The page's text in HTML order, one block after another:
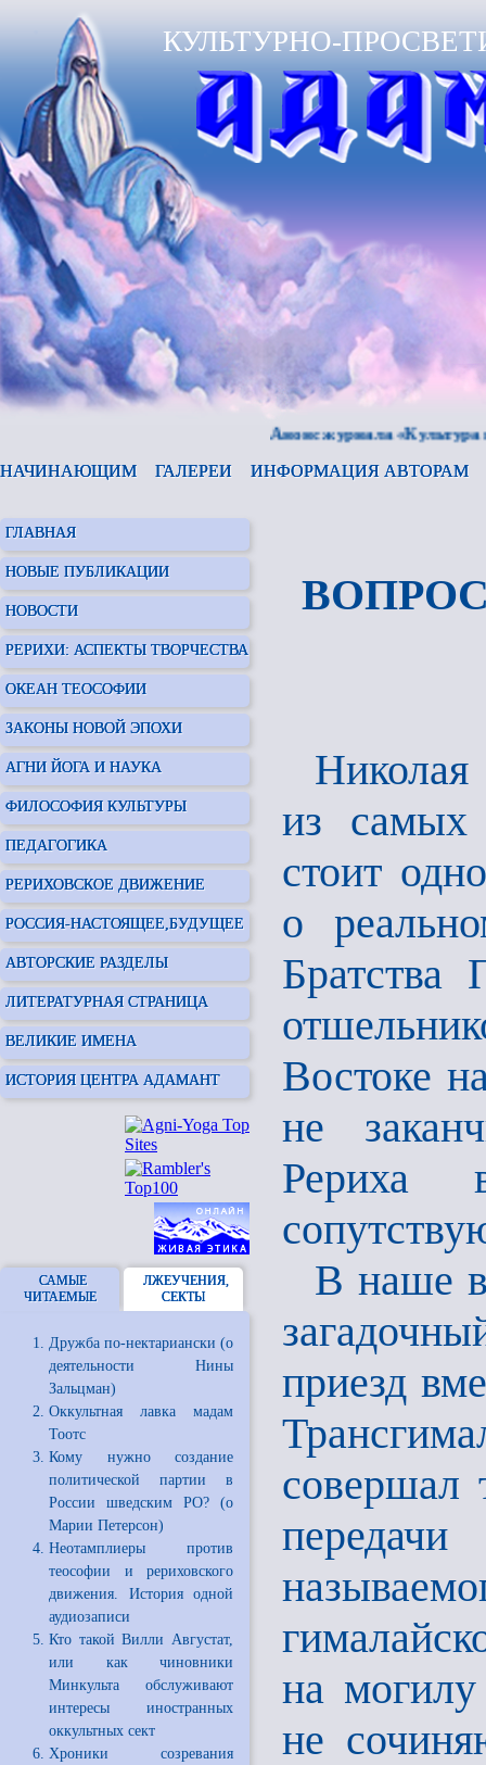
КУЛЬТУРНО-
Анонс журнала «Культура и
НАЧИНАЮЩИМ ГАЛЕРЕИ ИНФОРМАЦИЯ АВТОРАМ
ГЛАВНАЯ
НОВЫЕ ПУБЛИКАЦИИ
НОВОСТИ
РЕРИХИ: АСПЕКТЫ ТВОРЧЕСТВА
ОКЕАН ТЕОСОФИИ
ЗАКОНЫ НОВОЙ ЭПОХИ
АГНИ ЙОГА И НАУКА
ФИЛОСОФИЯ КУЛЬТУРЫ
ПЕДАГОГИКА
РЕРИХОВСКОЕ ДВИЖЕНИЕ
РОССИЯ-НАСТОЯЩЕЕ,БУДУЩЕЕ
АВТОРСКИЕ РАЗДЕЛЫ
ЛИТЕРАТУРНАЯ СТРАНИЦА
ВЕЛИКИЕ ИМЕНА
ИСТОРИЯ ЦЕНТРА АДАМАНТ
САМЫЕ
ЧИТАЕМЫЕ
ЛЖЕУЧЕНИЯ,
СЕКТЫ
Дружба по-нектариански (о
деятельности Нины
Зальцман)
Оккультная лавка мадам
Тоотс
Кому нужно создание
политической партии в
России шведским РО? (о
Марии Петерсон)
Неотамплиеры против
теософии и рериховского
движения. История одной
аудиозаписи
Кто такой Вилли Августат,
или как чиновники
Минкульта обслуживают
интересы иностранных
оккультных сект
Хроники созревания
из самых
стоит
о
Востоке
не
В наше
приезд
совершал
передачи
на
не